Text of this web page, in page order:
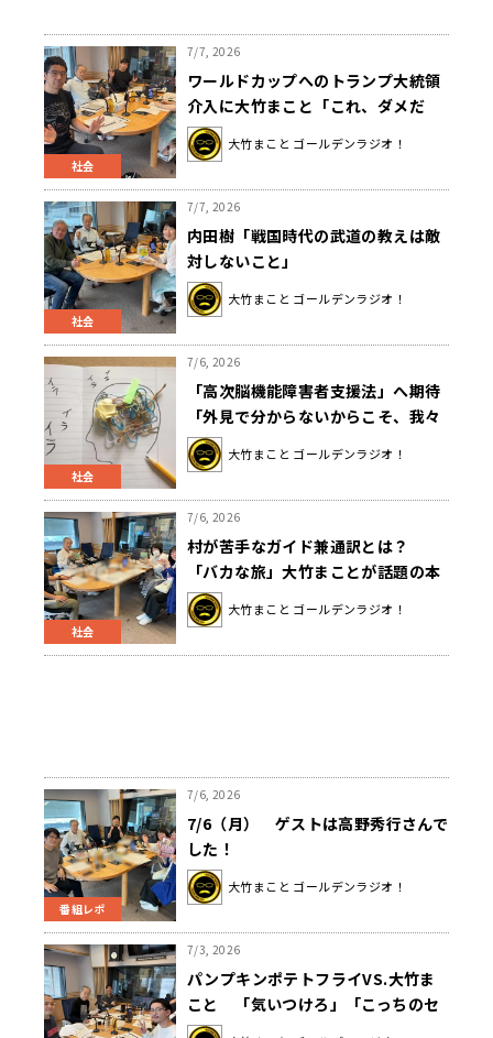
社会
7/7, 2026
ワールドカップへのトランプ大統領
介入に大竹まこと「これ、ダメだ
ろ。」
大竹まこと ゴールデンラジオ！
社会
7/7, 2026
内田樹「戦国時代の武道の教えは敵
対しないこと」
大竹まこと ゴールデンラジオ！
社会
7/6, 2026
「高次脳機能障害者支援法」へ期待
「外見で分からないからこそ、我々
自身が知識を持つことが大事」
大竹まこと ゴールデンラジオ！
社会
7/6, 2026
村が苦手なガイド兼通訳とは？
「バカな旅」大竹まことが話題の本
のウラ話に迫る
大竹まこと ゴールデンラジオ！
番組レポ
7/6, 2026
7/6（月） ゲストは高野秀行さんで
した！
大竹まこと ゴールデンラジオ！
7/3, 2026
パンプキンポテトフライVS.大竹ま
こと 「気いつけろ」「こっちのセ
リフ」我慢の20分